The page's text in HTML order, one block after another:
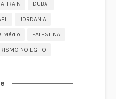
DUBAI
JORDANIA
Médio PALESTINA
NO EGITO